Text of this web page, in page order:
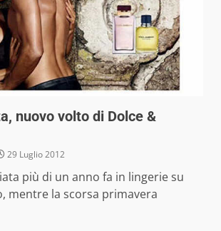
nuovo volto di Dolce &
29 Luglio 2012
più di un anno fa in lingerie su
mentre la scorsa primavera